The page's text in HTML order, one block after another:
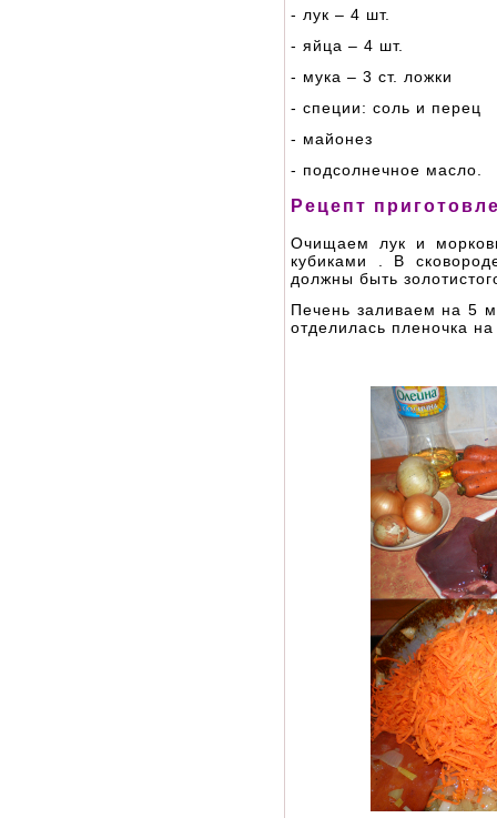
- лук – 4 шт.
- яйца – 4 шт.
- мука – 3 ст. ложки
- специи: соль и перец
- майонез
- подсолнечное масло.
Рецепт
Очищаем лук и
кубиками . В
должны быть
Печень заливаем на 5
отделилась пленочка